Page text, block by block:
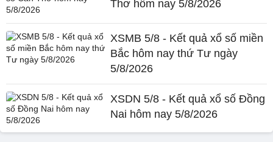
Thơ hôm nay 5/8/2026
XSMB 5/8 - Kết quả xổ số miền
Bắc hôm nay thứ Tư ngày
5/8/2026
XSDN 5/8 - Kết quả xổ số Đồng
Nai hôm nay 5/8/2026